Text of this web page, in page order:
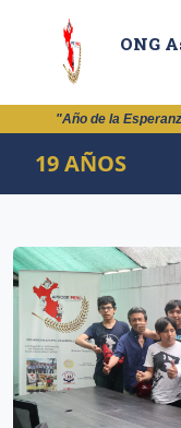
ONG
"Año de la
19 AÑOS